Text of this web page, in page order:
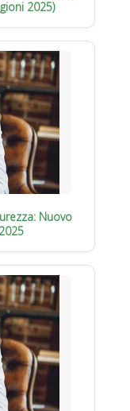
2025)
Nuovo